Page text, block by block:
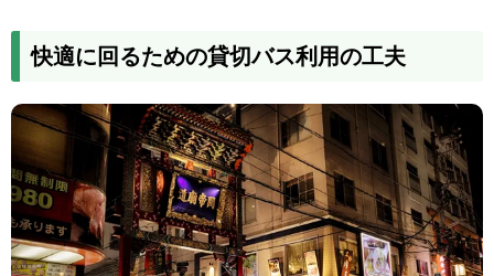
快適に回るための貸切バス利用の工夫